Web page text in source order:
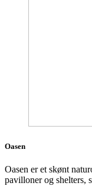
Oasen
Oasen er et skønt
pavilloner og shelters,